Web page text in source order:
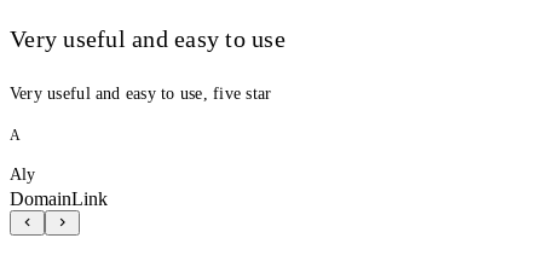
Very useful and easy to use
Very useful and easy to use, five star
A
Aly
DomainLink